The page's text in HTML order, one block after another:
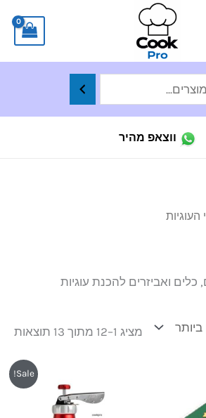
ווצאפ מהיר
העוגיות
ואביזרים להכנת עוגיות
מציג 1–12 מתוך 13 תוצאות
Sale!
היה:
הנוכחי
הוא:
₪329.